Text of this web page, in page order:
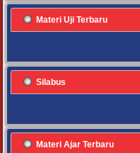
Materi Uji Terbaru
Silabus
Materi Ajar Terbaru